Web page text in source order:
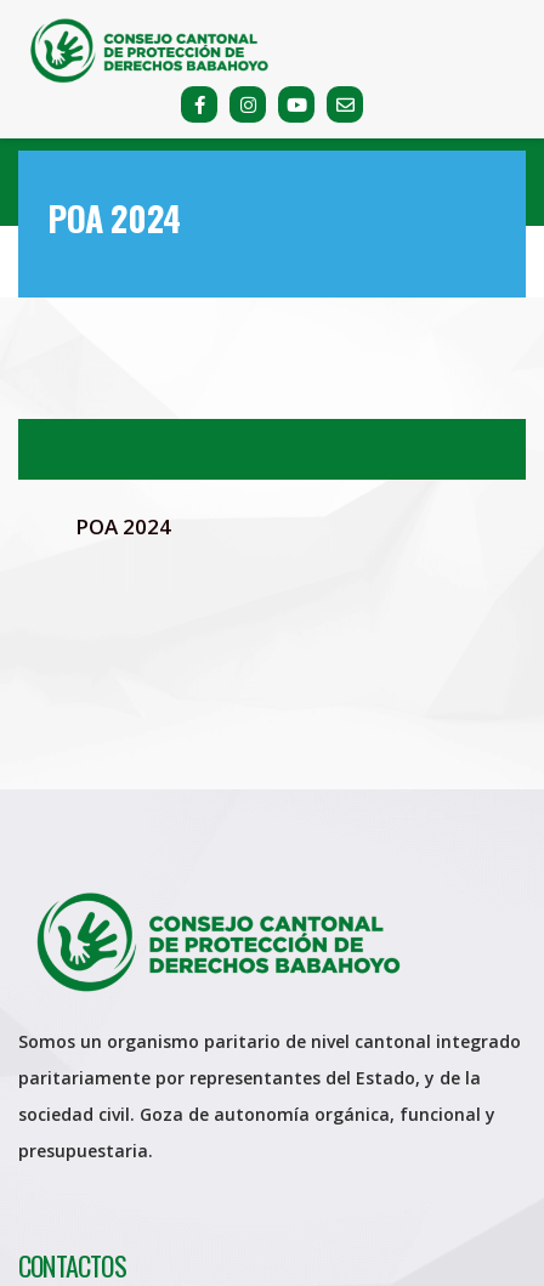
POA 2024
POA 2024
Somos un organismo paritario de nivel cantonal integrado
paritariamente por representantes del Estado, y de la
sociedad civil. Goza de autonomía orgánica, funcional y
presupuestaria.
CONTACTOS